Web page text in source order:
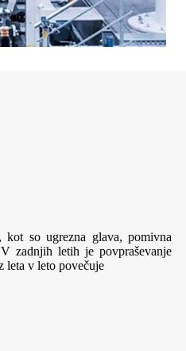
so ugrezna glava, pomivna
zadnjih letih je povpraševanje
leta v leto povečuje